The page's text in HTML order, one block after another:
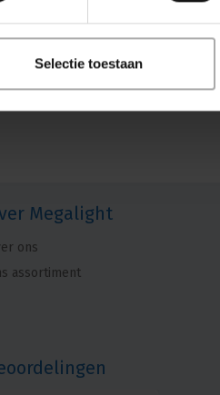
Selectie toestaan
Megalight
ons
assortiment